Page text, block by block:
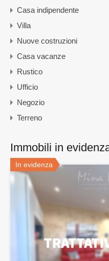
Casa indipendente
Villa
Nuove costruzioni
Casa vacanze
Rustico
Ufficio
Negozio
Terreno
Immobili in
In evidenza